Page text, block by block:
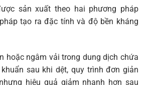
sản xuất theo hai phương pháp
tạo ra đặc tính và độ bền kháng
hoặc ngâm vải trong dung dịch chứa
sau khi dệt, quy trình đơn giản
hiệu quả giảm nhanh hơn sau